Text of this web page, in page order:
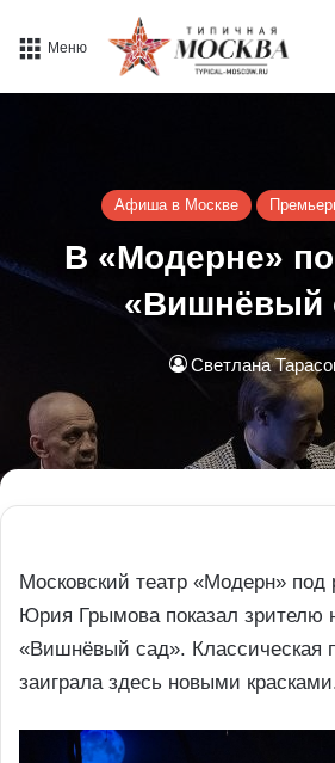
Меню
Афиша в Москве
В «Модерне»
«Вишнёвый
Светлана
Московский театр «Модерн» под
Юрия Грымова показал зрителю
«Вишнёвый сад». Классическая
заиграла здесь новыми